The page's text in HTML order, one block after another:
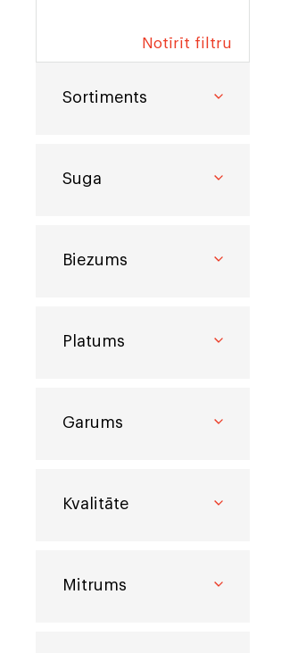
Ēvelēti materiāli
Notīrīt filtru
Sortiments
Suga
Biezums
Platums
Garums
Kvalitāte
Mitrums